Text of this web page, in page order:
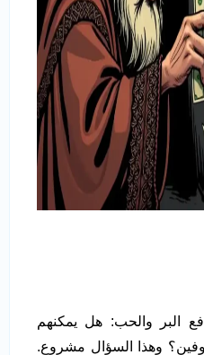
البر والحب: هل يمكنهم
وهذا السؤال مشروع.